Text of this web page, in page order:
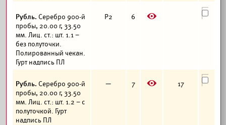
Рубль. Серебро 900-й
пробы, 20.00 г, 33.50
мм. Лиц. ст.: шт. 1.1 –
без полуточки.
Полированный чекан.
Гурт надпись ПЛ
Р2 6 E
Рубль. Серебро 900-й
пробы, 20.00 г, 33.50
мм. Лиц. ст.: шт. 1.2 – с
полуточкой. Гурт
надпись ПЛ
— 7 E 17